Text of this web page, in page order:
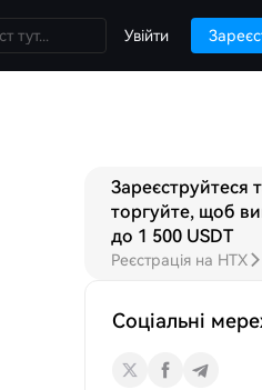
Увійти
GAGAОбговорення
Зареєструйтеся
торгуйте, щоб
до 1 500 USDT
Реєстрація на HTX
Соціальні